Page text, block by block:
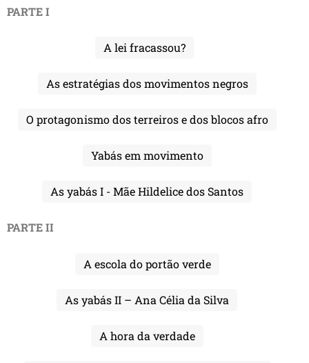
PARTE I
A lei fracassou?
As estratégias dos movimentos negros
O protagonismo dos terreiros e dos blocos afro
Yabás em movimento
As yabás I - Mãe Hildelice dos Santos
PARTE II
A escola do portão verde
As yabás II – Ana Célia da Silva
A hora da verdade